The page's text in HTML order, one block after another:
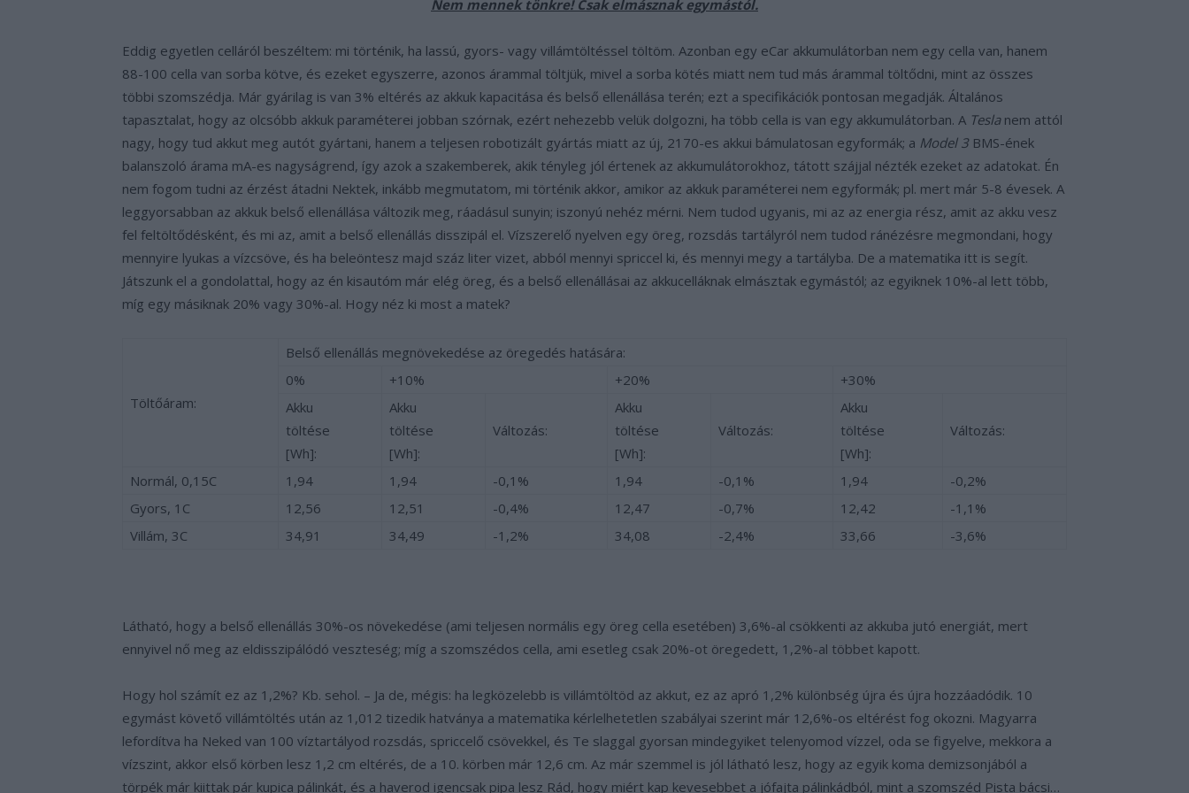
Nem mennek tönkre! Csak elmásznak egymástól.
Eddig egyetlen celláról beszéltem: mi történik, ha lassú, gyors- vagy villámtöltéssel töltöm. Azonban egy eCar akkumulátorban nem egy cella van, hanem
88-100 cella van sorba kötve, és ezeket egyszerre, azonos árammal töltjük, mivel a sorba kötés miatt nem tud más árammal töltődni, mint az összes
többi szomszédja. Már gyárilag is van 3% eltérés az akkuk kapacitása és belső ellenállása terén; ezt a specifikációk pontosan megadják. Általános
tapasztalat, hogy az olcsóbb akkuk paraméterei jobban szórnak, ezért nehezebb velük dolgozni, ha több cella is van egy akkumulátorban. A Teslanem attól
nagy, hogy tud akkut meg autót gyártani, hanem a teljesen robotizált gyártás miatt az új, 2170-es akkui bámulatosan egyformák; a Model 3 BMS-ének
balanszoló árama mA-es nagyságrend, így azok a szakemberek, akik tényleg jól értenek az akkumulátorokhoz, tátott szájjal nézték ezeket az adatokat. Én
nem fogom tudni az érzést átadni Nektek, inkább megmutatom, mi történik akkor, amikor az akkuk paraméterei nem egyformák; pl. mert már 5-8 évesek. A
leggyorsabban az akkuk belső ellenállása változik meg, ráadásul sunyin; iszonyú nehéz mérni. Nem tudod ugyanis, mi az az energia rész, amit az akku vesz
fel feltöltődésként, és mi az, amit a belső ellenállás disszipál el. Vízszerelő nyelven egy öreg, rozsdás tartályról nem tudod ránézésre megmondani, hogy
mennyire lyukas a vízcsöve, és ha beleöntesz majd száz liter vizet, abból mennyi spriccel ki, és mennyi megy a tartályba. De a matematika itt is segít.
Játszunk el a gondolattal, hogy az én kisautóm már elég öreg, és a belső ellenállásai az akkucelláknak elmásztak egymástól; az egyiknek 10%-al lett több,
míg egy másiknak 20% vagy 30%-al. Hogy néz ki most a matek?
Töltőáram:
Belső ellenállás megnövekedése az öregedés hatására:
0%
+10% +20%
+30%
Akku
töltése
[Wh]:
Akku
töltése
[Wh]:
Változás:
Akku
töltése
[Wh]:
Változás:
Akku
töltése
[Wh]:
Változás:
Normál, 0,15C 1,94 1,94 -0,1% 1,94 -0,1% 1,94
-0,2%
Gyors, 1C
12,56 12,51 -0,4% 12,47 -0,7% 12,42
-1,1%
Villám, 3C
34,91 34,49 -1,2% 34,08 -2,4% 33,66 -3,6%
Látható, hogy a belső ellenállás 30%-os növekedése (ami teljesen normális egy öreg cella esetében) 3,6%-al csökkenti az akkuba jutó energiát, mert
ennyivel nő meg az eldisszipálódó veszteség; míg a szomszédos cella, ami esetleg csak 20%-ot öregedett, 1,2%-al többet kapott.
Hogy hol számít ez az 1,2%? Kb. sehol. – Ja de, mégis: ha legközelebb is villámtöltöd az akkut, ez az apró 1,2% különbség újra és újra hozzáadódik. 10
egymást követő villámtöltés után az 1,012 tizedik hatványa a matematika kérlelhetetlen szabályai szerint már 12,6%-os eltérést fog okozni. Magyarra
lefordítva ha Neked van 100 víztartályod rozsdás, spriccelő csövekkel, és Te slaggal gyorsan mindegyiket telenyomod vízzel, oda se figyelve, mekkora a
vízszint, akkor első körben lesz 1,2 cm eltérés, de a 10. körben már 12,6 cm. Az már szemmel is jól látható lesz, hogy az egyik koma demizsonjából a
törpék már kiittak pár kupica pálinkát, és a haverod igencsak pipa lesz Rád, hogy miért kap kevesebbet a jófajta pálinkádból, mint a szomszéd Pista bácsi…